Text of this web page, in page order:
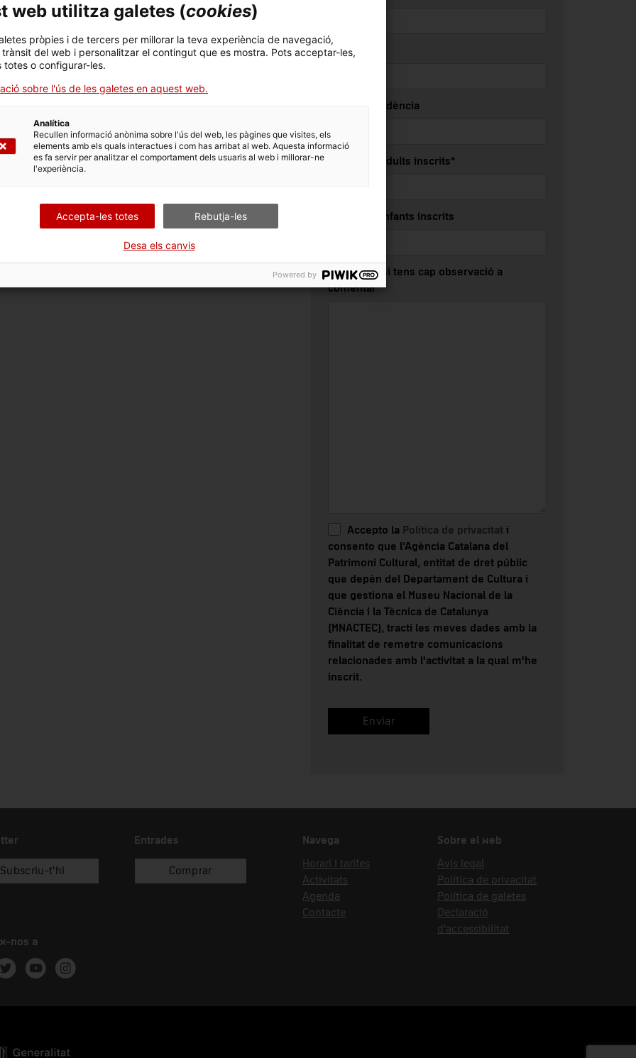
vista i de l’oïda. Activitat accessible per a persones
Telèfon
Lloc de residència
Nombre d’adults inscrits*
Nombre d’infants inscrits
Especifica si tens cap observació a
comentar
Accepto la Política de privacitat i
consento que l’Agència Catalana del
Patrimoni Cultural, entitat de dret públic
que depèn del Departament de Cultura i
que gestiona el Museu Nacional de la
Ciència i la Tècnica de Catalunya
(MNACTEC), tracti les meves dades amb la
finalitat de remetre comunicacions
relacionades amb l'activitat a la qual m'he
inscrit.
Enviar
Subscriu-t'hi
Entrades
Comprar
nos a
Navega
Horari i tarifes
Activitats
Agenda
Contacte
Sobre el web
Avís legal
Política de privacitat
Política de galetes
Declaració
d'accessibilitat
web utilitza galetes (cookies)
pròpies i de tercers per millorar la teva experiència de navegació,
del web i personalitzar el contingut que es mostra. Pots acceptar-les,
totes o configurar-les.
sobre l'ús de les galetes en aquest web.
Analítica
Recullen informació anònima sobre l'ús del web, les pàgines que visites, els
elements amb els quals interactues i com has arribat al web. Aquesta informació
es fa servir per analitzar el comportament dels usuaris al web i millorar-ne
l'experiència.
Accepta-les totes Rebutja-les
Desa els canvis
Powered by